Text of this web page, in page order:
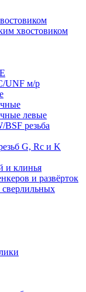
хвостовиком
UNF м/р
левые
резьба
G, Rc и K
и клинья
и развёрток